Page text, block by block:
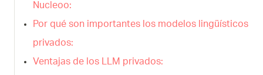
Nucleoo:
Por qué son importantes los modelos lingüísticos
privados:
Ventajas de los LLM privados: